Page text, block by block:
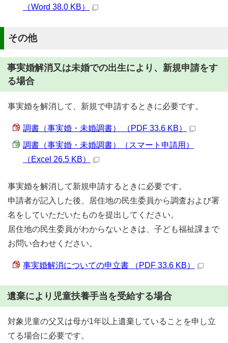
（Word 38.0 KB）
その他
事実婚解消又は未婚での出生により、新規申請をす
る場合
事実婚を解消して、新規で申請するときに必要です。
調書（事実婚・未婚調書） （PDF 33.6 KB）
調書（事実婚・未婚調書）（スマート申請用）
（Excel 26.5 KB）
事実婚を解消して新規申請するときに必要です。
申請者が記入した後、居住地の民生委員から調査および署
名をしていただいたものを提出してください。
居住地の民生委員がわからないときは、子ども福祉課まで
お問い合わせください。
事実婚解消についての申立書 （PDF 33.6 KB）
遺棄により児童扶養手当を受給する場合
対象児童の父又は母が1年以上遺棄していることを申し立
てる場合に必要です。